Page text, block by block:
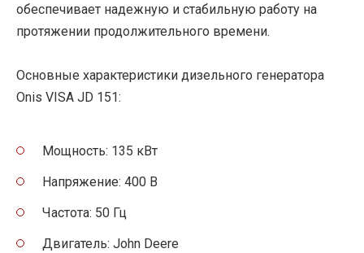
обеспечивает надежную и стабильную работу на
протяжении продолжительного времени.
Основные характеристики дизельного генератора
Onis VISA JD 151:
Мощность: 135 кВт
Напряжение: 400 В
Частота: 50 Гц
Двигатель: John Deere